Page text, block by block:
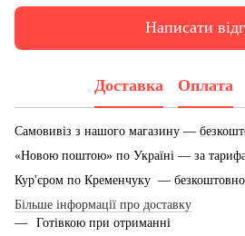
Написати
Доставка Оплата
Самовивіз з нашого магазину —
«Новою поштою» по Україні — за
Кур'єром по Кременчуку — безкоштовно.
Більше інформації про доставку
Готівкою при отриманні